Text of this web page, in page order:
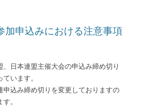
加申込みにおける注意事項
、日本連盟主催大会の申込み締め切り
います。
申込み締め切りを変更しておりますの
。